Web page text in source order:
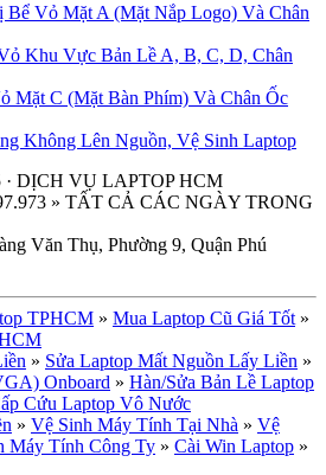
Bể Vỏ Mặt A (Mặt Nắp Logo) Và Chân
Khu Vực Bản Lề A, B, C, D, Chân
Mặt C (Mặt Bàn Phím) Và Chân Ốc
Không Lên Nguồn, Vệ Sinh Laptop
· DỊCH VỤ LAPTOP HCM
» TẤT CẢ CÁC NGÀY TRONG
Văn Thụ, Phường 9, Quận Phú
TPHCM » Mua Laptop Cũ Giá Tốt »
» Sửa Laptop Mất Nguồn Lấy Liền »
Onboard » Hàn/Sửa Bản Lề Laptop
Cứu Laptop Vô Nước
» Vệ Sinh Máy Tính Tại Nhà » Vệ
Máy Tính Công Ty » Cài Win Laptop »